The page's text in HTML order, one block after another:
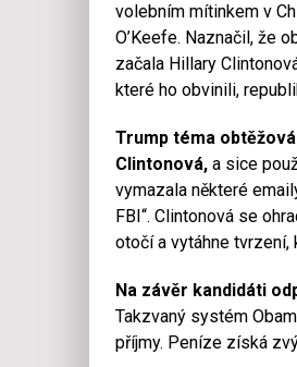
volebním mítinkem v
O’Keefe. Naznačil, že
začala Hillary
které ho obvinili,
Trump téma
Clintonová,a sice
vymazala některé
FBI“. Clintonová se
otočí a vytáhne tvrzení,
Na závěr kandidáti
Takzvaný systém
příjmy. Peníze získá